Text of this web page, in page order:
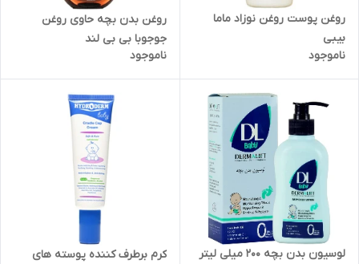
روغن پوست روغن نوزاد ماما
بیبی
ناموجود
روغن بدن بچه حاوی روغن
جوجوبا بی بی لند
ناموجود
لوسیون بدن بچه 200 میلی لیتر
کرم برطرف کننده پوسته های